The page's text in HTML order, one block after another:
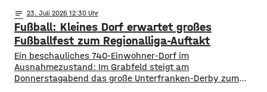
Verantwortliche verurteilt. Das Amtsgericht Würzburg
verhängte jeweils ein Jahr Freiheitsstrafe auf Bewährung
sowie zusätzliche Geldstrafen in Höhe von insgesamt rund
einer Million Euro. Die Ermittler hatten nachgewiesen, dass
Spieler und Trainer zwischen 2018 und
notes 23. Juli 2026 12:30
Fußball: Kleines Dorf erwartet großes
Fußballfest zum Regionalliga-Auftakt
Ein beschauliches 740-Einwohner-Dorf im
Ausnahmezustand: Im Grabfeld steigt am
Donnerstagabend das große Unterfranken-Derby zum